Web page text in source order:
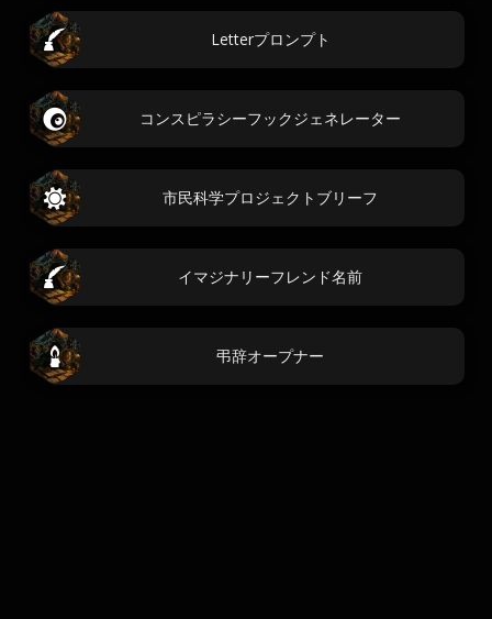
Letterプロンプト
コンスピラシーフックジェネレーター
市民科学プロジェクトブリーフ
イマジナリーフレンド名前
弔辞オープナー